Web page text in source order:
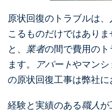
原状回復のトラブルは
こるものだけではあり
と、 業者の間で費用のト
ます。
アパートやマンシ
の原状回復工事は弊社に
経験と実績のある職人 が